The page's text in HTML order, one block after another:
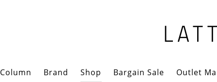
Column Brand Shop Bargain Sale Outlet